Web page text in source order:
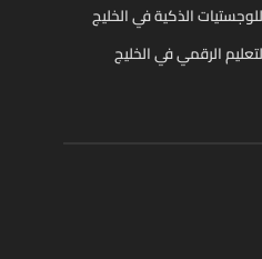
الرقمي في الخليج